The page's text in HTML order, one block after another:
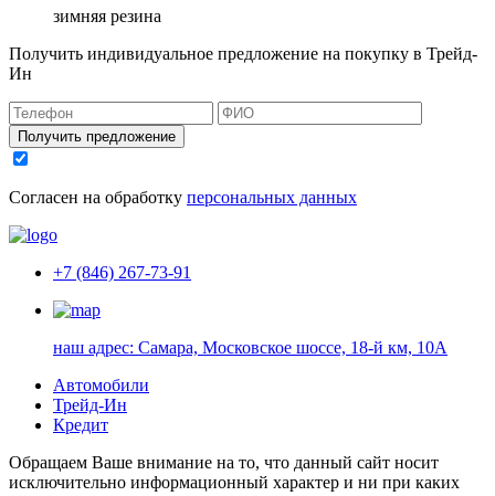
зимняя резина
Получить индивидуальное предложение на покупку в Трейд-
Ин
Получить предложение
Согласен на обработку персональных данных
+7 (846) 267-73-91
наш адрес: Самара, Московское шоссе, 18-й км, 10А
Автомобили
Трейд-Ин
Кредит
Обращаем Ваше внимание на то, что данный сайт носит
исключительно информационный характер и ни при каких